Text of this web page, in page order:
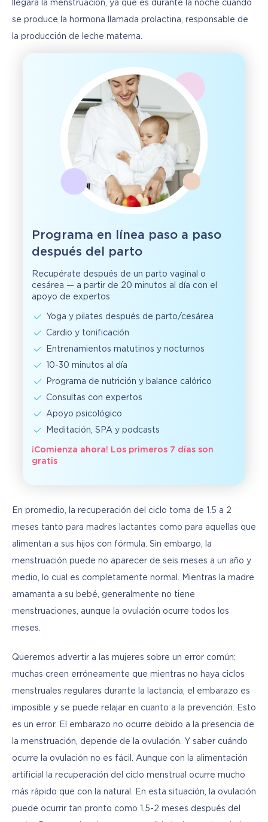
llegará la menstruación, ya que es durante la noche cuando
se produce la hormona llamada prolactina, responsable de
la producción de leche materna.
Programa en línea paso a paso
después del parto
Recupérate después de un parto vaginal o
cesárea — a partir de 20 minutos al día con el
apoyo de expertos
Yoga y pilates después de parto/cesárea
Cardio y tonificación
Entrenamientos matutinos y nocturnos
10-30 minutos al día
Programa de nutrición y balance calórico
Consultas con expertos
Apoyo psicológico
Meditación, SPA y podcasts
¡Comienza ahora! Los primeros 7 días son
gratis
En promedio, la recuperación del ciclo toma de 1.5 a 2
meses tanto para madres lactantes como para aquellas que
alimentan a sus hijos con fórmula. Sin embargo, la
menstruación puede no aparecer de seis meses a un año y
medio, lo cual es completamente normal. Mientras la madre
amamanta a su bebé, generalmente no tiene
menstruaciones, aunque la ovulación ocurre todos los
meses.
Queremos advertir a las mujeres sobre un error común:
muchas creen erróneamente que mientras no haya ciclos
menstruales regulares durante la lactancia, el embarazo es
imposible y se puede relajar en cuanto a la prevención. Esto
es un error. El embarazo no ocurre debido a la presencia de
la menstruación, depende de la ovulación. Y saber cuándo
ocurre la ovulación no es fácil. Aunque con la alimentación
artificial la recuperación del ciclo menstrual ocurre mucho
más rápido que con la natural. En esta situación, la ovulación
puede ocurrir tan pronto como 1.5-2 meses después del